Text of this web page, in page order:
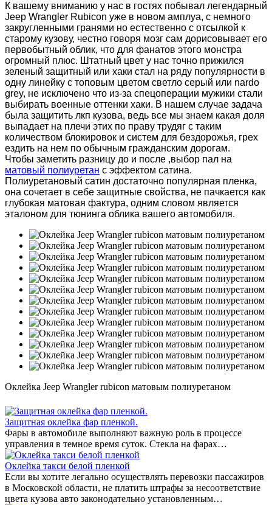
К вашему вниманию у нас в гостях побывал легендарный
Jeep Wrangler Rubicon уже в новом амплуа, с немного
закругленными гранями но естественно с отсылкой к
старому кузову, честно говоря мозг сам дорисовывает его
первобытный облик, что для фанатов этого монстра
огромный плюс. Штатный цвет у нас точно прижился
зеленый защитный или хаки стал на ряду популярности в
одну линейку с топовым цветом светло серый или nardo
grey, не исключено что из-за спецоперации мужики стали
выбирать военные оттенки хаки. В нашем случае задача
была защитить лкп кузова, ведь все мы знаем какая доля
выпадает на плечи этих по праву трудяг с таким
количеством блокировок и систем для бездорожья, грех
ездить на нем по обычным гражданским дорогам.
Чтобы заметить разницу до и после ,выбор пал на
матовый полиуретан с эффектом сатина.
Полиуретановый сатин достаточно популярная пленка,
она сочетает в себе защитные свойства, не пачкается как
глубокая матовая фактура, одним словом является
эталоном для тюнинга облика вашего автомобиля.
Оклейка Jeep Wrangler rubicon матовым полиуретаном
Защитная оклейка фар пленкой.
Фары в автомобиле выполняют важную роль в процессе
управления в темное время суток. Стекла на фарах…
Оклейка такси белой пленкой
Если вы хотите легально осуществлять перевозки пассажиров
в Московской области, не платить штрафы за несоответствие
цвета кузова авто законодательно установленным…